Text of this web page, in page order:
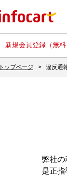
新規会員登録（無料
トップページ > 違反通
弊社の
是正